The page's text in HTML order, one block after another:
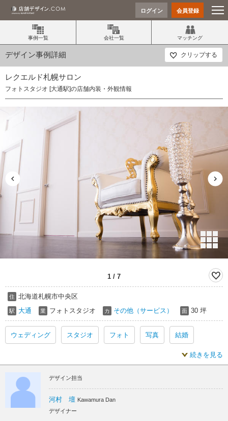
ログイン 会員登録
事例一覧 会社一覧 マッチング
デザイン事例詳細 クリップする
レクエルド札幌サロン
フォトスタジオ [大通駅]の店舗内装・外観情報
1 / 7
住 北海道札幌市中央区
駅 大通 業 フォトスタジオ カ その他（サービス） 面 30 坪
ウェディング スタジオ フォト 写真 結婚
続きを見る
デザイン担当
河村 壇 Kawamura Dan
デザイナー